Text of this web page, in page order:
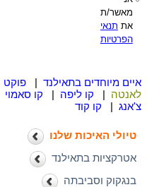
מאשר/ת
את תנאי
הפרטיות
איים מיוחדים בתאילנד | פוקט
לאנטה | קו ליפה | קו סאמוי
צ'אנג | קו קוד
טיולי האיכות שלנו
אטרקציות בתאילנד
בנגקוק וסביבתה